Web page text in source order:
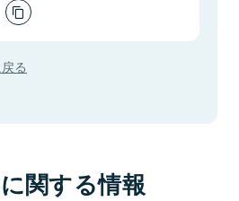
る
関する情報